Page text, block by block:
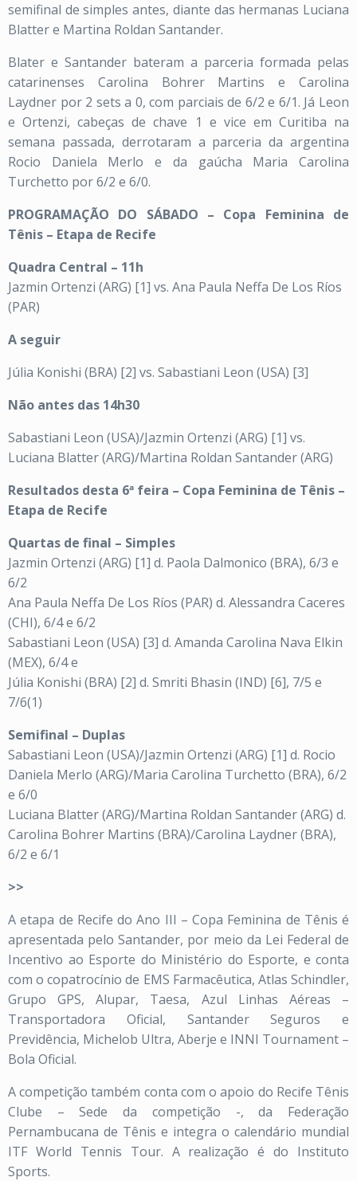
semifinal de simples antes, diante das hermanas Luciana
Blatter e Martina Roldan Santander.
Blater e Santander bateram a parceria formada pelas
catarinenses Carolina Bohrer Martins e Carolina
Laydner por 2 sets a 0, com parciais de 6/2 e 6/1. Já Leon
e Ortenzi, cabeças de chave 1 e vice em Curitiba na
semana passada, derrotaram a parceria da argentina
Rocio Daniela Merlo e da gaúcha Maria Carolina
Turchetto por 6/2 e 6/0.
PROGRAMAÇÃO DO SÁBADO – Copa Feminina de
Tênis – Etapa de Recife
Quadra Central – 11h
Jazmin Ortenzi (ARG) [1] vs. Ana Paula Neffa De Los Ríos
(PAR)
A seguir
Júlia Konishi (BRA) [2] vs. Sabastiani Leon (USA) [3]
Não antes das 14h30
Sabastiani Leon (USA)/Jazmin Ortenzi (ARG) [1] vs.
Luciana Blatter (ARG)/Martina Roldan Santander (ARG)
Resultados desta 6ª feira – Copa Feminina de Tênis –
Etapa de Recife
Quartas de final – Simples
Jazmin Ortenzi (ARG) [1] d. Paola Dalmonico (BRA), 6/3 e
6/2
Ana Paula Neffa De Los Ríos (PAR) d. Alessandra Caceres
(CHI), 6/4 e 6/2
Sabastiani Leon (USA) [3] d. Amanda Carolina Nava Elkin
(MEX), 6/4 e
Júlia Konishi (BRA) [2] d. Smriti Bhasin (IND) [6], 7/5 e
7/6(1)
Semifinal – Duplas
Sabastiani Leon (USA)/Jazmin Ortenzi (ARG) [1] d. Rocio
Daniela Merlo (ARG)/Maria Carolina Turchetto (BRA), 6/2
e 6/0
Luciana Blatter (ARG)/Martina Roldan Santander (ARG) d.
Carolina Bohrer Martins (BRA)/Carolina Laydner (BRA),
6/2 e 6/1
>>
A etapa de Recife do Ano III – Copa Feminina de Tênis é
apresentada pelo Santander, por meio da Lei Federal de
Incentivo ao Esporte do Ministério do Esporte, e conta
com o copatrocínio de EMS Farmacêutica, Atlas Schindler,
Grupo GPS, Alupar, Taesa, Azul Linhas Aéreas –
Transportadora Oficial, Santander Seguros e
Previdência, Michelob Ultra, Aberje e INNI Tournament –
Bola Oficial.
A competição também conta com o apoio do Recife Tênis
Clube – Sede da competição -, da Federação
Pernambucana de Tênis e integra o calendário mundial
ITF World Tennis Tour. A realização é do Instituto
Sports.